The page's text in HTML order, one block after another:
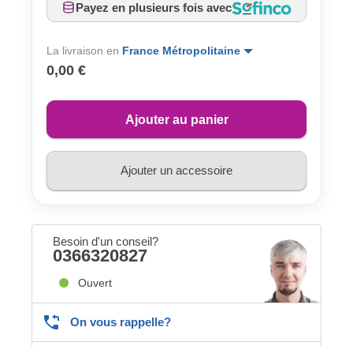
Payez en plusieurs fois avec
La livraison en France Métropolitaine
0,00 €
Ajouter au panier
Ajouter un accessoire
Besoin d'un conseil?
0366320827
Ouvert
On vous rappelle?